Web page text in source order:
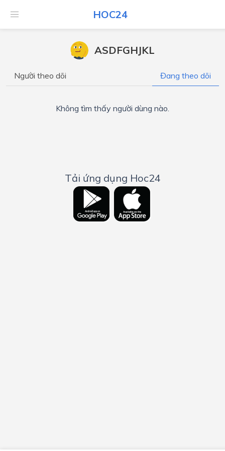
HOC24
ASDFGHJKL
Người theo dõi Đang theo dõi
Không tìm thấy người dùng nào.
Tải ứng dụng Hoc24